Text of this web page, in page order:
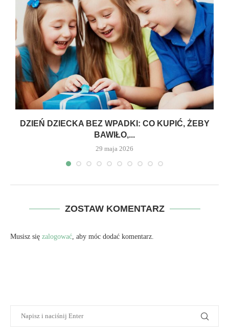
DZIEŃ DZIECKA BEZ WPADKI: CO KUPIĆ, ŻEBY
BAWIŁO,...
29 maja 2026
ZOSTAW KOMENTARZ
Musisz się zalogować, aby móc dodać komentarz.